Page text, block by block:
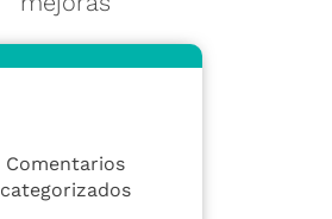
Comentarios
categorizados